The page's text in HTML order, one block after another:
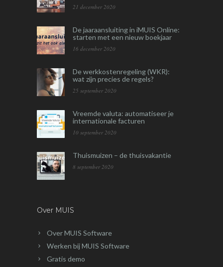
21 december 2020
De jaaraansluiting in iMUIS Online:
starten met een nieuw boekjaar
16 december 2020
De werkkostenregeling (WKR):
wat zijn precies de regels?
25 september 2020
Vreemde valuta: automatiseer je
internationale facturen
10 september 2020
Thuismuizen – de thuisvakantie
8 september 2020
Over MUIS
Over MUIS Software
Werken bij MUIS Software
Gratis demo